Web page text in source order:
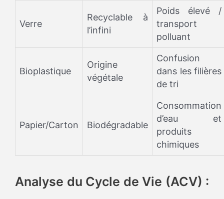
Verre
Recyclable à
l’infini
Poids élevé /
transport
polluant
Bioplastique
Origine
végétale
Confusion
dans les filières
de tri
Papier/Carton Biodégradable
Consommation
d’eau et
produits
chimiques
Analyse du Cycle de Vie (ACV) :